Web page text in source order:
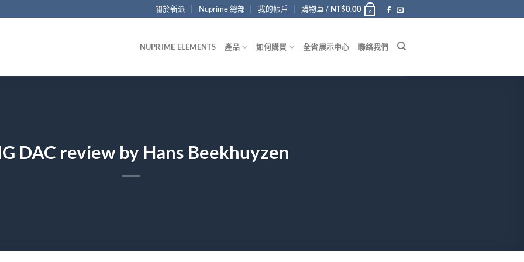
關於新派 Nuprime 總部 我的帳戶 購物車 / NT$0.00 0
NUPRIME ELEMENTS 產品 如何購買 全省展示中心 聯絡我們
DAC review by Hans Beekhuyzen